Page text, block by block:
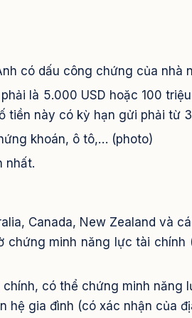
có dấu công chứng của nhà
là 5.000 USD hoặc 100
tiền này có kỳ hạn gửi phải từ
khoán, ô tô,… (photo)
nhất.
Canada, New Zealand và
minh năng lực tài chính
có thể chứng minh năng
hệ gia đình (có xác nhận của